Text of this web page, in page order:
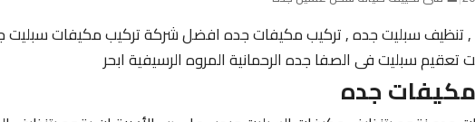
, تنظيف سبليت جده , تركيب مكيفات جده افضل شركة تركيب مكيفات سبليت
تعقيم سبليت فى الصفا جده الرحمانية المروه الرسيفية ابحر
جده